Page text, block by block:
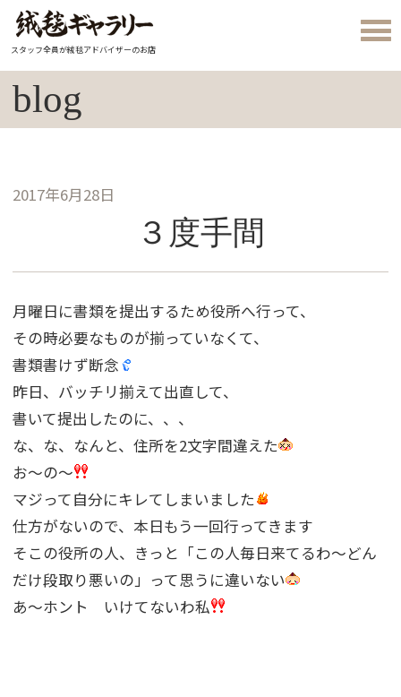
スタッフ全員が絨毯アドバイザーのお店
blog
2017年6月28日
３度手間
月曜日に書類を提出するため役所へ行って、
その時必要なものが揃っていなくて、
書類書けず断念
昨日、バッチリ揃えて出直して、
書いて提出したのに、、、
な、な、なんと、住所を2文字間違えた
お〜の〜
マジって自分にキレてしまいました
仕方がないので、本日もう一回行ってきます
そこの役所の人、きっと「この人毎日来てるわ〜どん
だけ段取り悪いの」って思うに違いない
あ〜ホント いけてないわ私